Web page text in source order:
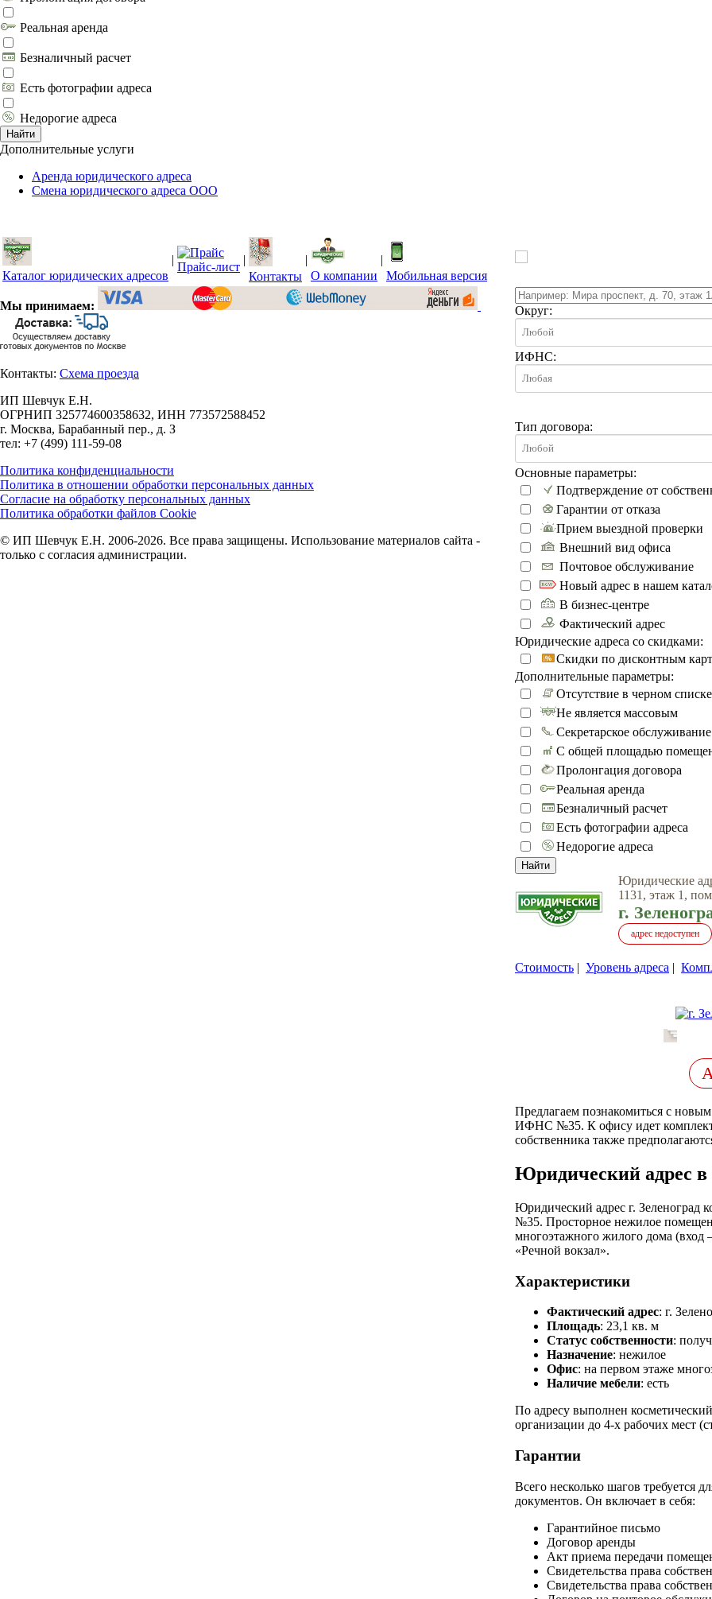
Реальная аренда
Безналичный расчет
Есть фотографии адреса
Недорогие адреса
Найти
Дополнительные услуги
Аренда юридического адреса
Смена юридического адреса ООО
Округ:
ИФНС:
Тип договора:
Основные параметры:
Подтверждение от
Гарантии от отказа
Прием выездной проверки
Внешний вид офиса
Почтовое обслуживание
Новый адрес в нашем
В бизнес-центре
Фактический адрес
Юридические адреса со скидками:
Скидки по дисконтным
Дополнительные параметры:
Отсутствие в черном списке
Не является массовым
Секретарское обслуживание
С общей площадью
Пролонгация договора
Реальная аренда
Безналичный расчет
Есть фотографии адреса
Недорогие адреса
Найти
Юридические
1131, этаж 1,
г.
адрес недоступен
Стоимость | Уровень адреса |
Предлагаем познакомиться с
ИФНС №35. К офису идет комплект
собственника также
Юридический адрес в
Юридический адрес г.
№35. Просторное нежилое
многоэтажного жилого дома (вход
«Речной вокзал».
Характеристики
Фактический адрес: г.
Площадь: 23,1 кв. м
Статус собственности:
Назначение: нежилое
Офис: на первом этаже
Наличие мебели: есть
По адресу выполнен
организации до 4-х рабочих мест
Гарантии
Всего несколько шагов требуется
документов. Он включает в себя:
Гарантийное письмо
Договор аренды
Акт приема передачи
Свидетельства права
Свидетельства права
Каталог юридических адресов
|
Прайс-лист
|
Контакты
|
О компании
|
Мобильная версия
Мы принимаем:
Контакты: Схема проезда
ИП Шевчук Е.Н.
ОГРНИП 325774600358632, ИНН 773572588452
г. Москва, Барабанный пер., д. З
тел: +7 (499) 111-59-08
Политика конфиденциальности
Политика в отношении обработки персональных данных
Согласие на обработку персональных данных
Политика обработки файлов Cookie
© ИП Шевчук Е.Н. 2006-2026. Все права защищены. Использование материалов сайта -
только с согласия администрации.